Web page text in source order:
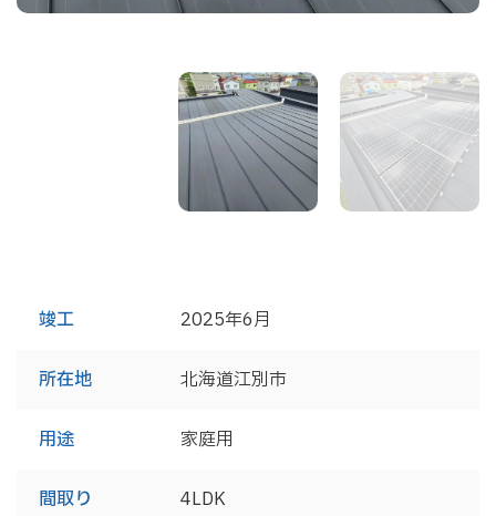
竣工 2025年6月
所在地 北海道江別市
用途 家庭用
間取り 4LDK